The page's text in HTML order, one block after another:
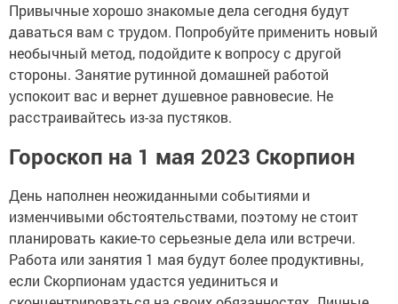
Привычные хорошо знакомые дела сегодня будут
даваться вам с трудом. Попробуйте применить новый
необычный метод, подойдите к вопросу с другой
стороны. Занятие рутинной домашней работой
успокоит вас и вернет душевное равновесие. Не
расстраивайтесь из-за пустяков.
Гороскоп на 1 мая 2023 Скорпион
День наполнен неожиданными событиями и
изменчивыми обстоятельствами, поэтому не стоит
планировать какие-то серьезные дела или встречи.
Работа или занятия 1 мая будут более продуктивны,
если Скорпионам удастся уединиться и